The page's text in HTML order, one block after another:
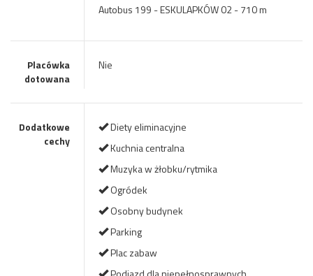
Autobus 199 - ESKULAPKÓW 02 - 710 m
Placówka
dotowana
Nie
Dodatkowe
cechy
Diety eliminacyjne
Kuchnia centralna
Muzyka w żłobku/rytmika
Ogródek
Osobny budynek
Parking
Plac zabaw